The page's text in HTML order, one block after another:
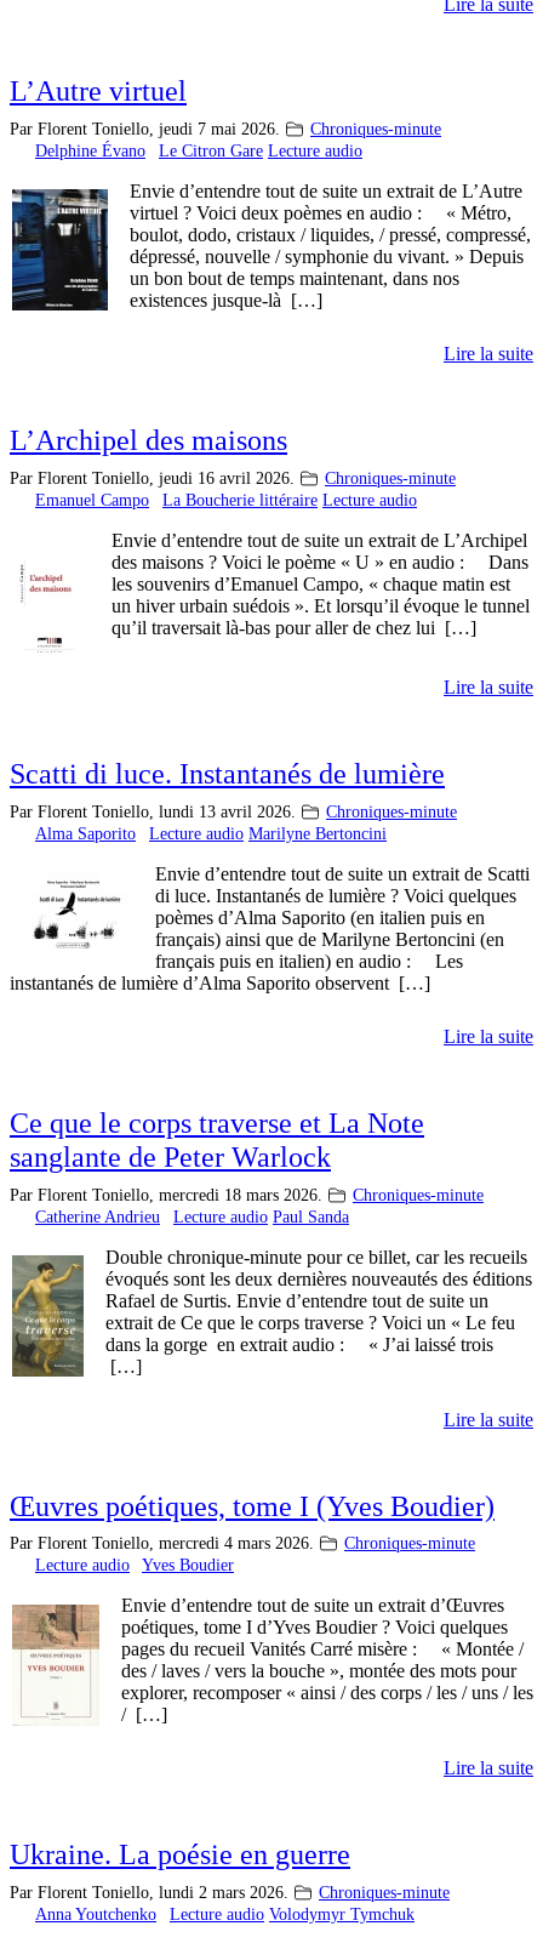
Lire la suite
L’Autre virtuel
Par Florent Toniello, jeudi 7 mai 2026.
Chroniques-minute
Delphine Évano
Le Citron Gare Lecture audio
Envie d’entendre tout de suite un extrait de L’Autre
virtuel ? Voici deux poèmes en audio : « Métro,
boulot, dodo, cristaux / liquides, / pressé, compressé,
dépressé, nouvelle / symphonie du vivant. » Depuis
un bon bout de temps maintenant, dans nos
existences jusque-là […]
Lire la suite
L’Archipel des maisons
Par Florent Toniello, jeudi 16 avril 2026.
Chroniques-minute
Emanuel Campo
La Boucherie littéraire Lecture audio
Envie d’entendre tout de suite un extrait de L’Archipel
des maisons ? Voici le poème « U » en audio : Dans
les souvenirs d’Emanuel Campo, « chaque matin est
un hiver urbain suédois ». Et lorsqu’il évoque le tunnel
qu’il traversait là-bas pour aller de chez lui […]
Lire la suite
Scatti di luce. Instantanés de lumière
Par Florent Toniello, lundi 13 avril 2026.
Chroniques-minute
Alma Saporito
Lecture audio Marilyne Bertoncini
Envie d’entendre tout de suite un extrait de Scatti
di luce. Instantanés de lumière ? Voici quelques
poèmes d’Alma Saporito (en italien puis en
français) ainsi que de Marilyne Bertoncini (en
français puis en italien) en audio : Les
instantanés de lumière d’Alma Saporito observent […]
Lire la suite
Ce que le corps traverse et La Note
sanglante de Peter Warlock
Par Florent Toniello, mercredi 18 mars 2026.
Chroniques-minute
Catherine Andrieu
Lecture audio Paul Sanda
Double chronique-minute pour ce billet, car les recueils
évoqués sont les deux dernières nouveautés des éditions
Rafael de Surtis. Envie d’entendre tout de suite un
extrait de Ce que le corps traverse ? Voici un « Le feu
dans la gorge en extrait audio : « J’ai laissé trois
[…]
Lire la suite
Œuvres poétiques, tome I (Yves Boudier)
Par Florent Toniello, mercredi 4 mars 2026.
Chroniques-minute
Lecture audio
Yves Boudier
Envie d’entendre tout de suite un extrait d’Œuvres
poétiques, tome I d’Yves Boudier ? Voici quelques
pages du recueil Vanités Carré misère : « Montée /
des / laves / vers la bouche », montée des mots pour
explorer, recomposer « ainsi / des corps / les / uns / les
/ […]
Lire la suite
Ukraine. La poésie en guerre
Par Florent Toniello, lundi 2 mars 2026.
Chroniques-minute
Anna Youtchenko
Lecture audio Volodymyr Tymchuk